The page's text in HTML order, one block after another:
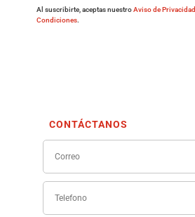
Al suscribirte, aceptas nuestroAviso de Privacidad
Condiciones.
CONTÁCTANOS